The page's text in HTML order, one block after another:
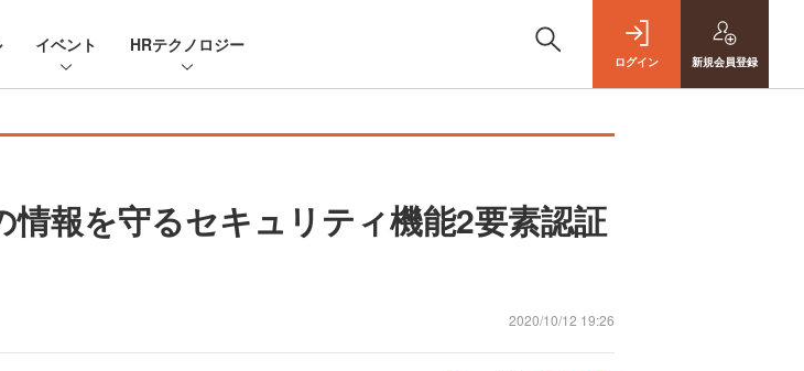
イベント HRテクノロジー
ログイン 新規会員登録
情報を守るセキュリティ機能2要素認証
2020/10/12 19:26